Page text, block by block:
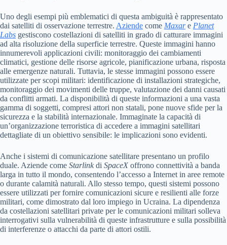
Uno degli esempi più emblematici di questa ambiguità è rappresentato
dai satelliti di osservazione terrestre. Aziende come Maxare Planet
Labs gestiscono costellazioni di satelliti in grado di catturare immagini
ad alta risoluzione della superficie terrestre. Queste immagini hanno
innumerevoli applicazioni civili: monitoraggio dei cambiamenti
climatici, gestione delle risorse agricole, pianificazione urbana, risposta
alle emergenze naturali. Tuttavia, le stesse immagini possono essere
utilizzate per scopi militari: identificazione di installazioni strategiche,
monitoraggio dei movimenti delle truppe, valutazione dei danni causati
da conflitti armati. La disponibilità di queste informazioni a una vasta
gamma di soggetti, compresi attori non statali, pone nuove sfide per la
sicurezza e la stabilità internazionale. Immaginate la capacità di
un’organizzazione terroristica di accedere a immagini satellitari
dettagliate di un obiettivo sensibile: le implicazioni sono evidenti.
Anche i sistemi di comunicazione satellitare presentano un profilo
duale. Aziende come Starlink di SpaceX offrono connettività a banda
larga in tutto il mondo, consentendo l’accesso a Internet in aree remote
o durante calamità naturali. Allo stesso tempo, questi sistemi possono
essere utilizzati per fornire comunicazioni sicure e resilienti alle forze
militari, come dimostrato dal loro impiego in Ucraina. La dipendenza
da costellazioni satellitari private per le comunicazioni militari solleva
interrogativi sulla vulnerabilità di queste infrastrutture e sulla possibilità
di interferenze o attacchi da parte di attori ostili.